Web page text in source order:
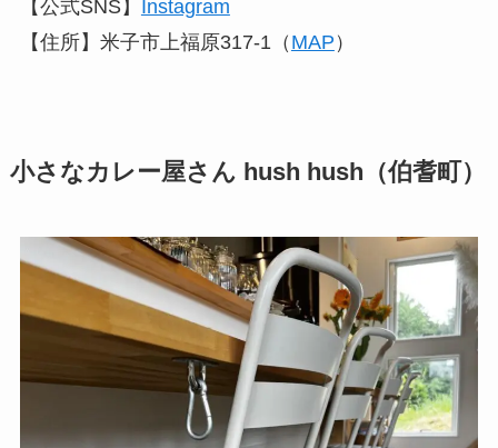
【公式SNS】 Instagram
【住所】米子市上福原317-1（ MAP ）
小さなカレー屋さん hush hush（伯耆町）